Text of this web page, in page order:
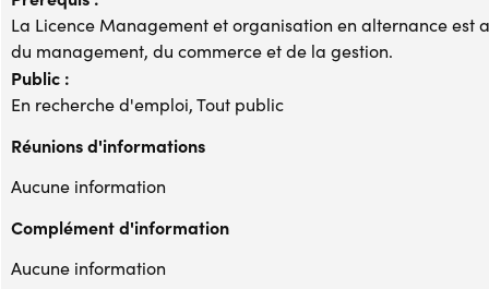
La Licence Management et organisation en alternance est
du management, du commerce et de la gestion.
Public :
En recherche d'emploi, Tout public
Réunions d'informations
Aucune information
Complément d'information
Aucune information